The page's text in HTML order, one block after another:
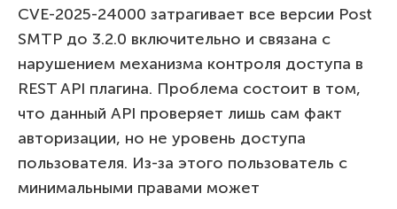
CVE-2025-24000 затрагивает все версии Post
SMTP до 3.2.0 включительно и связана с
нарушением механизма контроля доступа в
REST API плагина. Проблема состоит в том,
что данный API проверяет лишь сам факт
авторизации, но не уровень доступа
пользователя. Из-за этого пользователь с
минимальными правами может